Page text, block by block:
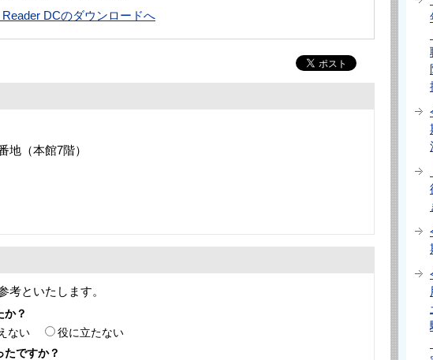
DCのダウンロードへ
（本館7階）
考といたします。
か？
ない
役に立たない
ですか？